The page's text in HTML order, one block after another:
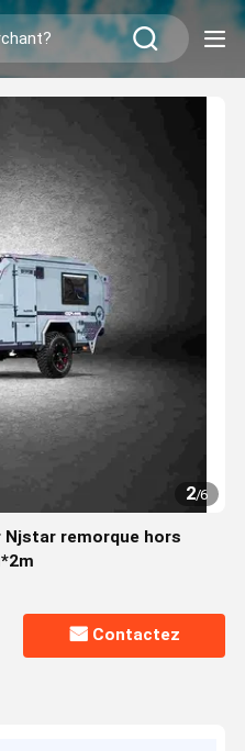
2/6
Njstar remorque hors
Contactez